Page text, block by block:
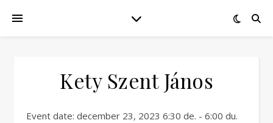
Kety Szent János
Event date: december 23, 2023 6:30 de. - 6:00 du.